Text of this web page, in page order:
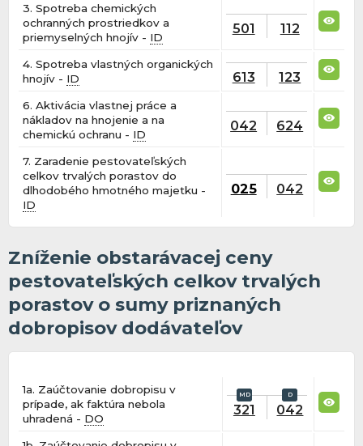
3. Spotreba chemických
ochranných prostriedkov a
priemyselných hnojív - ID
501 112
4. Spotreba vlastných organických
hnojív - ID 613 123
6. Aktivácia vlastnej práce a
nákladov na hnojenie a na
chemickú ochranu - ID
042 624
7. Zaradenie pestovateľských
celkov trvalých porastov do
dlhodobého hmotného majetku -
ID
025 042
Zníženie obstarávacej ceny
pestovateľských celkov trvalých
porastov o sumy priznaných
dobropisov dodávateľov
1a. Zaúčtovanie dobropisu v
prípade, ak faktúra nebola
uhradená - DO
321 042